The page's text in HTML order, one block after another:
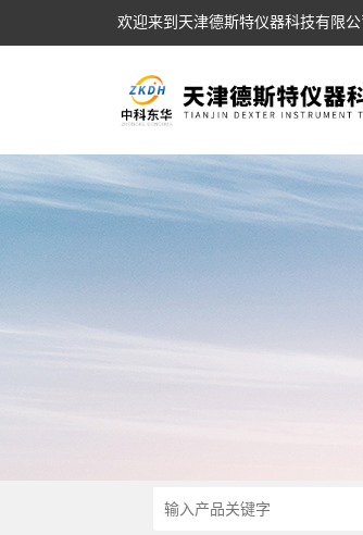
欢迎来到天津德斯特仪器科技有限公